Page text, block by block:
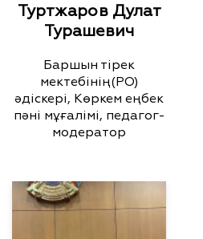
Туртжаров Дулат
Турашевич
Баршын тірек
мектебінің(РО)
әдіскері, Көркем еңбек
пәні мұғалімі, педагог-
модератор